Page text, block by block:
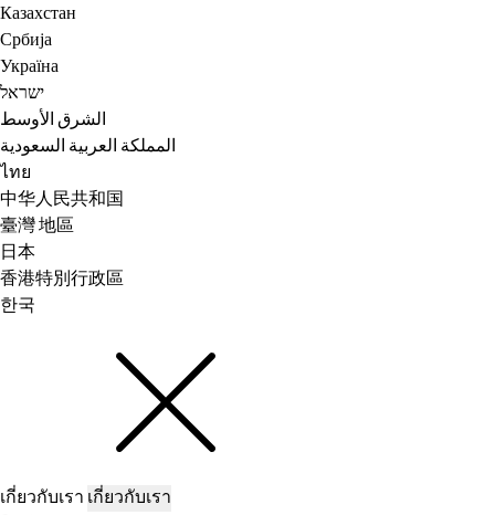
Казахстан
Србија
Україна
ישראל
الشرق الأوسط
المملكة العربية السعودية
ไทย
中华人民共和国
臺灣 地區
日本
香港特別行政區
한국
เกี่ยวกับเรา เกี่ยวกับเรา